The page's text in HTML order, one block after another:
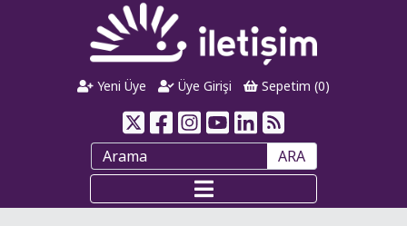
Yeni Üye Üye Girişi Sepetim (0)
ARA